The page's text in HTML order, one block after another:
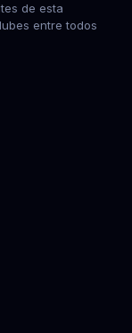
de esta
entre todos